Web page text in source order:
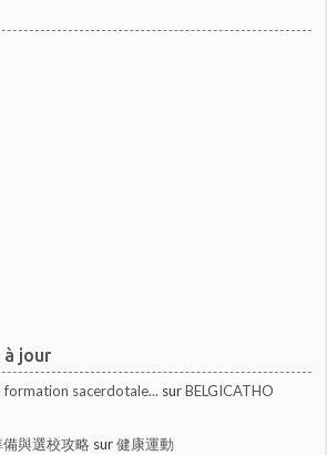
à jour
sacerdotale... surBELGICATHO
與選校攻略 sur健康運動